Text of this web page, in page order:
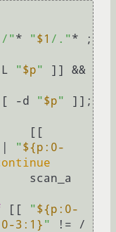
/"* "$1 /."
* ;
-L
"$p"
-d "$p"
]];
"${p:0-
[[ "${p:0-
3:1} "
!= /